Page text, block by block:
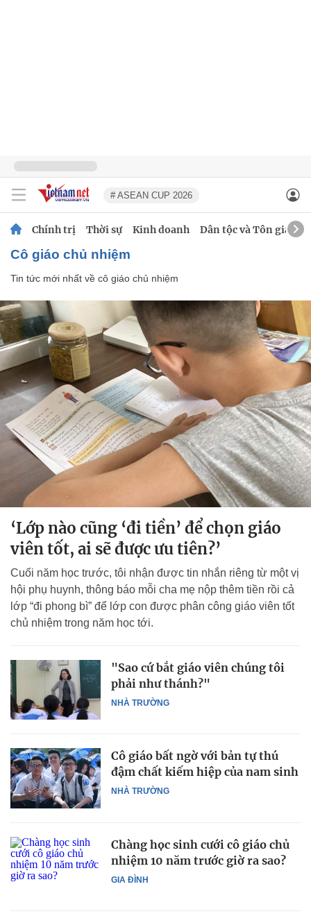
# ASEAN CUP 2026
Chính trị Thời sự Kinh doanh Dân tộc và Tôn giáo
cô giáo chủ nhiệm
Tin tức mới nhất về cô giáo chủ nhiệm
‘Lớp nào cũng ‘đi tiền’ để chọn giáo
viên tốt, ai sẽ được ưu tiên?’
Cuối năm học trước, tôi nhận được tin nhắn riêng từ một vị
hội phụ huynh, thông báo mỗi cha mẹ nộp thêm tiền rồi cả
lớp “đi phong bì” để lớp con được phân công giáo viên tốt
chủ nhiệm trong năm học tới.
NHÀ TRƯỜNG
"Sao cứ bắt giáo viên chúng tôi
phải như thánh?"
NHÀ TRƯỜNG
Cô giáo bất ngờ với bản tự thú
đậm chất kiếm hiệp của nam sinh
GIA ĐÌNH
Chàng học sinh cưới cô giáo chủ
nhiệm 10 năm trước giờ ra sao?